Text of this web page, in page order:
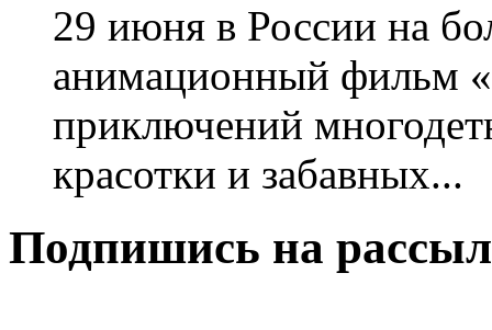
29 июня в России на
анимационный фильм
приключений
красотки и забавных...
Подпишись на